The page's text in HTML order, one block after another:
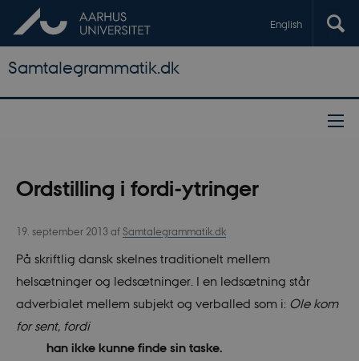
English
Samtalegrammatik.dk
Ordstilling i fordi-ytringer
19. september 2013 af Samtalegrammatik.dk
På skriftlig dansk skelnes traditionelt mellem
helsætninger og ledsætninger. I en ledsætning står
adverbialet mellem subjekt og verballed som i: Ole kom
for sent, fordi
han ikke kunne finde sin taske.